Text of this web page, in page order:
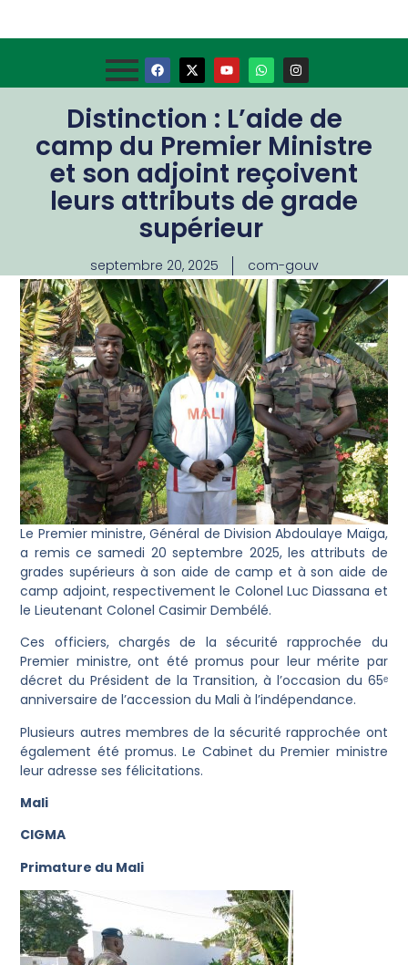
Distinction : L’aide de
camp du Premier Ministre
et son adjoint reçoivent
leurs attributs de grade
supérieur
septembre 20, 2025 com-gouv
Le Premier ministre, Général de Division Abdoulaye Maïga,
a remis ce samedi 20 septembre 2025, les attributs de
grades supérieurs à son aide de camp et à son aide de
camp adjoint, respectivement le Colonel Luc Diassana et
le Lieutenant Colonel Casimir Dembélé.
Ces officiers, chargés de la sécurité rapprochée du
Premier ministre, ont été promus pour leur mérite par
décret du Président de la Transition, à l’occasion du 65ᵉ
anniversaire de l’accession du Mali à l’indépendance.
Plusieurs autres membres de la sécurité rapprochée ont
également été promus. Le Cabinet du Premier ministre
leur adresse ses félicitations.
Mali
CIGMA
Primature du Mali